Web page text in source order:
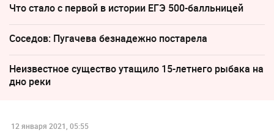
Что стало с первой в истории ЕГЭ 500-балльницей
Соседов: Пугачева безнадежно постарела
Неизвестное существо утащило 15-летнего рыбака на
дно реки
12 января 2021, 05:55